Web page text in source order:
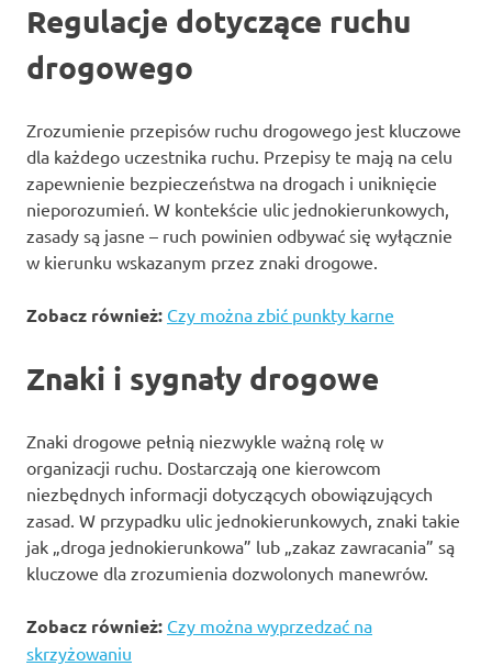
Regulacje dotyczące ruchu
drogowego
Zrozumienie przepisów ruchu drogowego jest kluczowe
dla każdego uczestnika ruchu. Przepisy te mają na celu
zapewnienie bezpieczeństwa na drogach i uniknięcie
nieporozumień. W kontekście ulic jednokierunkowych,
zasady są jasne – ruch powinien odbywać się wyłącznie
w kierunku wskazanym przez znaki drogowe.
Zobacz również: Czy można zbić punkty karne
Znaki i sygnały drogowe
Znaki drogowe pełnią niezwykle ważną rolę w
organizacji ruchu. Dostarczają one kierowcom
niezbędnych informacji dotyczących obowiązujących
zasad. W przypadku ulic jednokierunkowych, znaki takie
jak „droga jednokierunkowa” lub „zakaz zawracania” są
kluczowe dla zrozumienia dozwolonych manewrów.
Zobacz również: Czy można wyprzedzać na
skrzyżowaniu